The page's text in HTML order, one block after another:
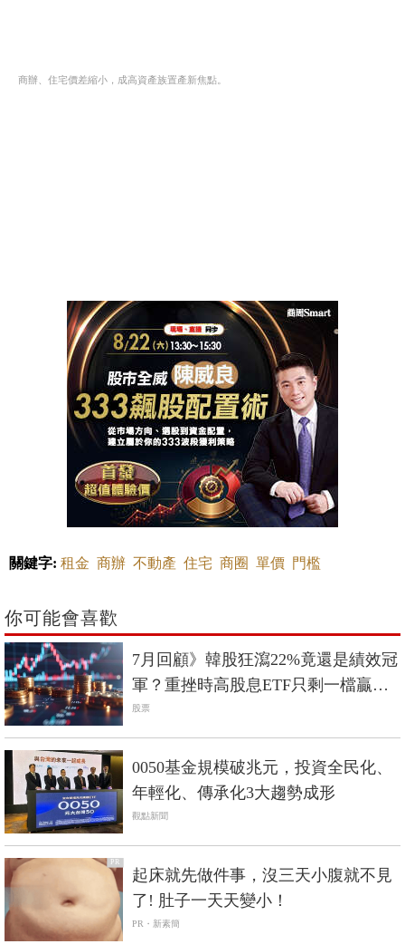
商辦、住宅價差縮小，成高資產族置產新焦點。
關鍵字: 租金 商辦 不動產 住宅 商圈 單價 門檻
你可能會喜歡
7月回顧》韓股狂瀉22%竟還是績效冠
軍？重挫時高股息ETF只剩一檔贏過
0050
股票
0050基金規模破兆元，投資全民化、
年輕化、傳承化3大趨勢成形
觀點新聞
PR
起床就先做件事，沒三天小腹就不見
了! 肚子一天天變小！
PR・新素簡